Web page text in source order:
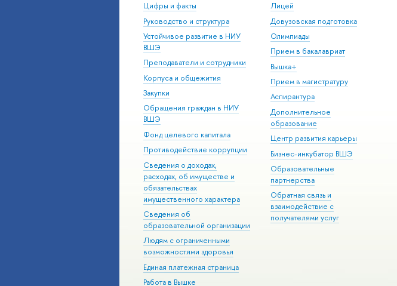
Цифры и факты
Руководство и структура
Устойчивое развитие в НИУ
ВШЭ
Преподаватели и сотрудники
Корпуса и общежития
Закупки
Обращения граждан в НИУ
ВШЭ
Фонд целевого капитала
Противодействие коррупции
Сведения о доходах,
расходах, об имуществе и
обязательствах
имущественного характера
Сведения об
образовательной организации
Людям с ограниченными
возможностями здоровья
Единая платежная страница
Работа в Вышке
Лицей
Довузовская подготовка
Олимпиады
Прием в бакалавриат
Вышка+
Прием в магистратуру
Аспирантура
Дополнительное
образование
Центр развития карьеры
Бизнес-инкубатор ВШЭ
Образовательные
партнерства
Обратная связь и
взаимодействие с
получателями услуг